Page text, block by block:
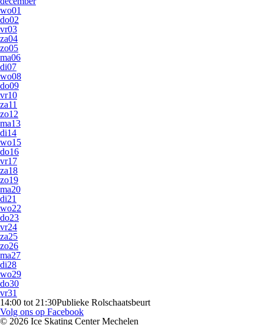
wo01
do02
vr03
za04
zo05
ma06
di07
wo08
do09
vr10
za11
zo12
ma13
di14
wo15
do16
vr17
za18
zo19
ma20
di21
wo22
do23
vr24
za25
zo26
ma27
di28
wo29
do30
vr31
14:00 tot 21:30Publieke Rolschaatsbeurt
Volg ons op Facebook
© 2026 Ice Skating Center Mechelen